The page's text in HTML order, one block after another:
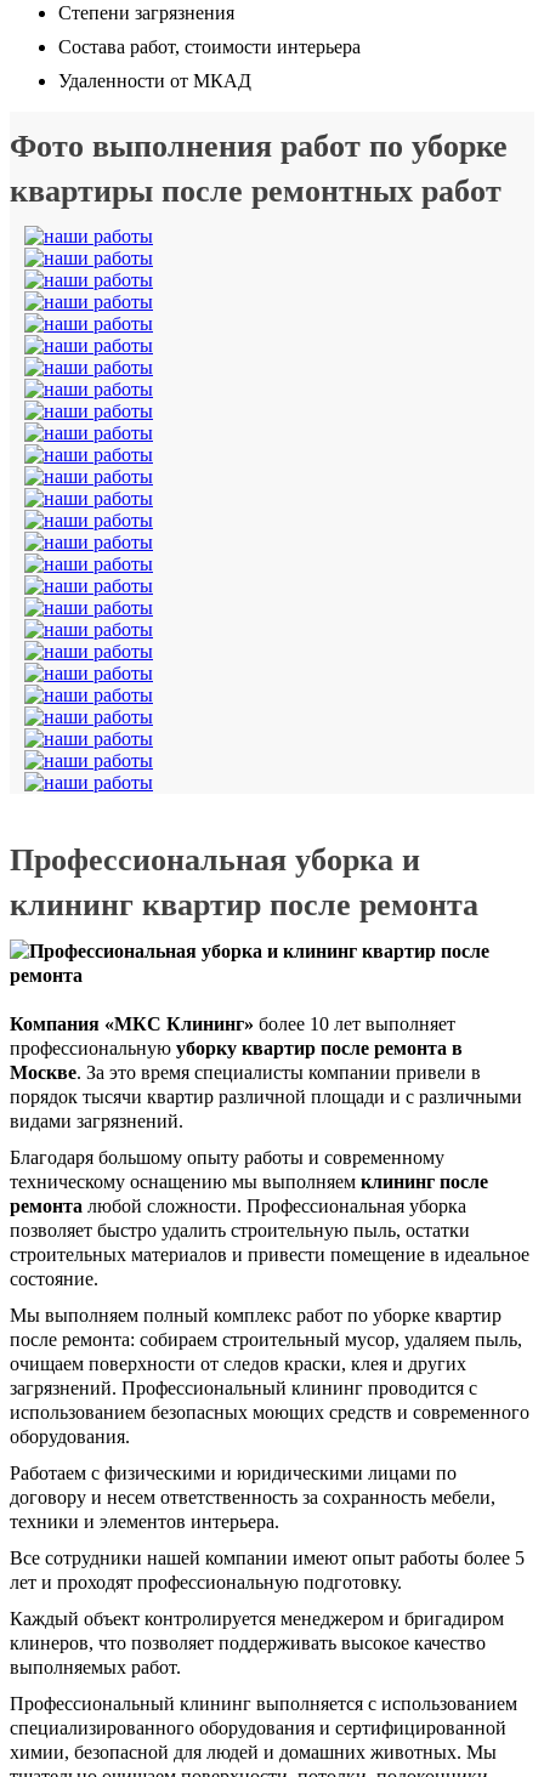
Степени загрязнения
Состава работ, стоимости интерьера
Удаленности от МКАД
Фото выполнения работ по уборке
квартиры после ремонтных работ
Профессиональная уборка и
клининг квартир после ремонта
Компания «МКС Клининг» более 10 лет выполняет
профессиональную уборку квартир после ремонта в
Москве. За это время специалисты компании привели в
порядок тысячи квартир различной площади и с различными
видами загрязнений.
Благодаря большому опыту работы и современному
техническому оснащению мы выполняем клининг после
ремонта любой сложности. Профессиональная уборка
позволяет быстро удалить строительную пыль, остатки
строительных материалов и привести помещение в идеальное
состояние.
Мы выполняем полный комплекс работ по уборке квартир
после ремонта: собираем строительный мусор, удаляем пыль,
очищаем поверхности от следов краски, клея и других
загрязнений. Профессиональный клининг проводится с
использованием безопасных моющих средств и современного
оборудования.
Работаем с физическими и юридическими лицами по
договору и несем ответственность за сохранность мебели,
техники и элементов интерьера.
Все сотрудники нашей компании имеют опыт работы более 5
лет и проходят профессиональную подготовку.
Каждый объект контролируется менеджером и бригадиром
клинеров, что позволяет поддерживать высокое качество
выполняемых работ.
Профессиональный клининг выполняется с использованием
специализированного оборудования и сертифицированной
химии, безопасной для людей и домашних животных. Мы